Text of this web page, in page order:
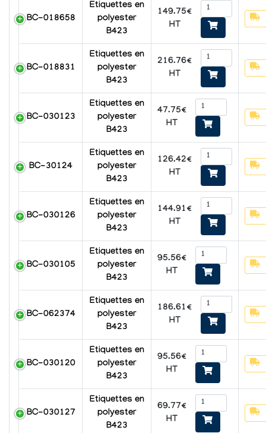
BC-018658
Etiquettes en
polyester
B423
149.75€
HT
BC-018831
Etiquettes en
polyester
B423
216.76€
HT
BC-030123
Etiquettes en
polyester
B423
47.75€
HT
BC-30124
Etiquettes en
polyester
B423
126.42€
HT
BC-030126
Etiquettes en
polyester
B423
144.91€
HT
BC-030105
Etiquettes en
polyester
B423
95.56€
HT
BC-062374
Etiquettes en
polyester
B423
186.61€
HT
BC-030120
Etiquettes en
polyester
B423
95.56€
HT
BC-030127
Etiquettes en
polyester
B423
69.77€
HT